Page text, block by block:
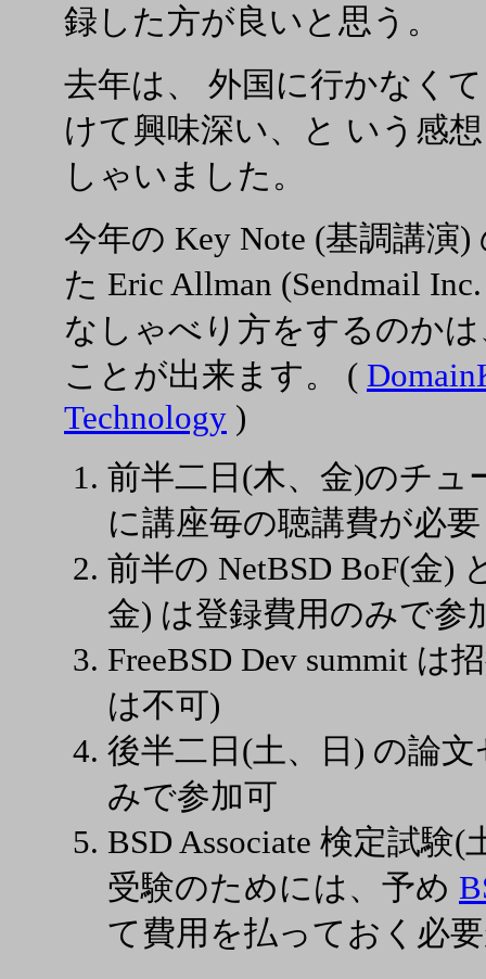
録した方が良いと思う。
去年は、 外国に行かなく
けて興味深い、と いう感
しゃいました。
今年の Key Note (基調講演
た Eric Allman (Sendmail
なしゃべり方をするのか
ことが出来ます。 (
Technology )
前半二日(木、金)のチュ
に講座毎の聴講費が必要
前半の NetBSD BoF(金)
金) は登録費用のみで参
FreeBSD Dev summit は
は不可)
後半二日(土、日) の論
みで参加可
BSD Associate 検定試験
受験のためには、予め
て費用を払っておく必